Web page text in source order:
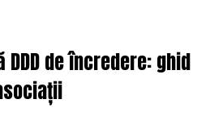
de încredere: ghid